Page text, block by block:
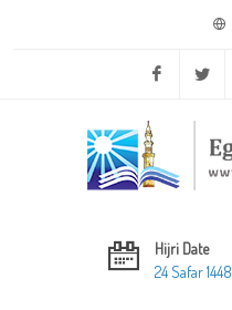
Facebook
Hijri Date
24 Safar 1448